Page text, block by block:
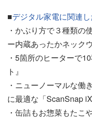
■デジタル家電に関連
・かぶり方で３種類の
ー内蔵あったかネック
・5箇所のヒーターで
ト』
・ニューノーマルな働
に最適な「ScanSnap
・缶詰もお惣菜もたこ